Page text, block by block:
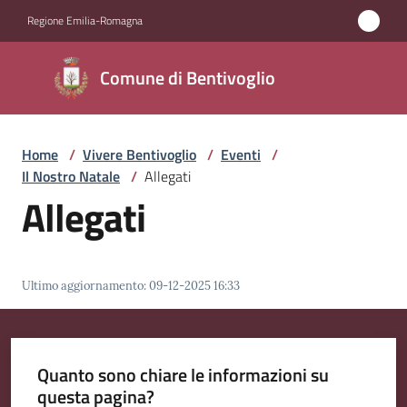
Regione Emilia-Romagna
Comune di Bentivoglio
Comune di
Bentivoglio
Amministrazione
Novità
Vivere
Bentivoglio
Home / Vivere Bentivoglio / Eventi /
Il Nostro Natale / Allegati
Allegati
Ultimo aggiornamento:09-12-2025 16:33
Quanto sono chiare le informazioni su
questa pagina?